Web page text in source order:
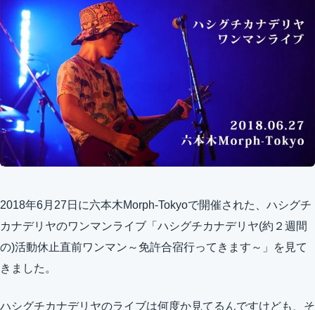
2018年6月27日に六本木Morph-Tokyoで開催された、ハシグチ
カナデリヤのワンマンライブ「ハシグチカナデリヤ(約２週間
の)活動休止直前ワンマン～免許合宿行ってきます～」を見て
きました。
ハシグチカナデリヤのライブは何度か見てるんですけども、そ